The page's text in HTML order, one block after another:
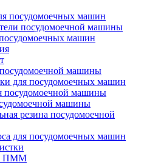
посудомоечных машин
посудомоечной машины
машин
машины
для посудомоечных машин
посудомоечной машины
машины
резина посудомоечной
для посудомоечных машин
ПММ